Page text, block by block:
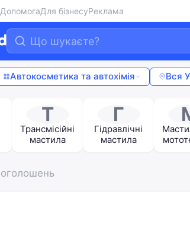
ДопомогаДля бізнесуРеклама
Автокосметика та автохімія Вся
Т
Трансмісійні
мастила
Г
Гідравлічні
мастила
оголошень